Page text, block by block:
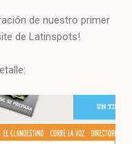
de nuestro primer
de Latinspots!